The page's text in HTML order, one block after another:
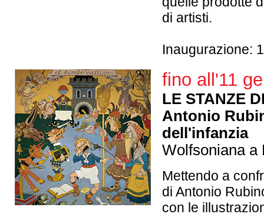
di artisti.
Inaugurazione:
fino all'11
LE STANZE
Antonio
dell'infanzia
Wolfsoniana a
Mettendo a
di Antonio
con le